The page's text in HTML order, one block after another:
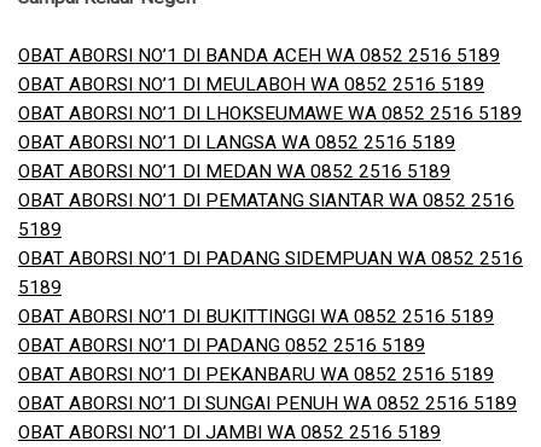
OBAT ABORSI NO’1 DI BANDA ACEH WA 0852 2516 5189
OBAT ABORSI NO’1 DI MEULABOH WA 0852 2516 5189
OBAT ABORSI NO’1 DI LHOKSEUMAWE WA 0852 2516 5189
OBAT ABORSI NO’1 DI LANGSA WA 0852 2516 5189
OBAT ABORSI NO’1 DI MEDAN WA 0852 2516 5189
OBAT ABORSI NO’1 DI PEMATANG SIANTAR WA 0852 2516
5189
OBAT ABORSI NO’1 DI PADANG SIDEMPUAN WA 0852 2516
5189
OBAT ABORSI NO’1 DI BUKITTINGGI WA 0852 2516 5189
OBAT ABORSI NO’1 DI PADANG 0852 2516 5189
OBAT ABORSI NO’1 DI PEKANBARU WA 0852 2516 5189
OBAT ABORSI NO’1 DI SUNGAI PENUH WA 0852 2516 5189
OBAT ABORSI NO’1 DI JAMBI WA 0852 2516 5189